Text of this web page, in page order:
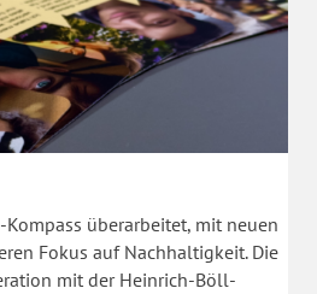
überarbeitet, mit neuen
Fokus auf Nachhaltigkeit. Die
mit der Heinrich-Böll-